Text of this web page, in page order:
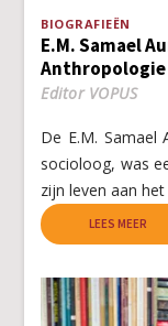
BIOGRAFIEËN
E.M. Samael
Anthropologie
Editor VOPUS
De E.M. Samael
socioloog, was
zijn leven aan
LEES MEER